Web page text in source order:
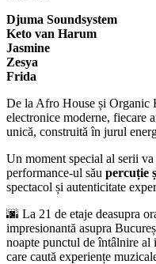
Djuma Soundsystem
Keto van Harum
Jasmine
Zesya
Frida
De la Afro House și Organic
electronice moderne, fiecare
unică, construită în jurul
Un moment special al serii
performance-ul său percuție
spectacol și autenticitate
🌆 La 21 de etaje deasupra
impresionantă asupra
noapte punctul de întâlnire
care caută experiențe